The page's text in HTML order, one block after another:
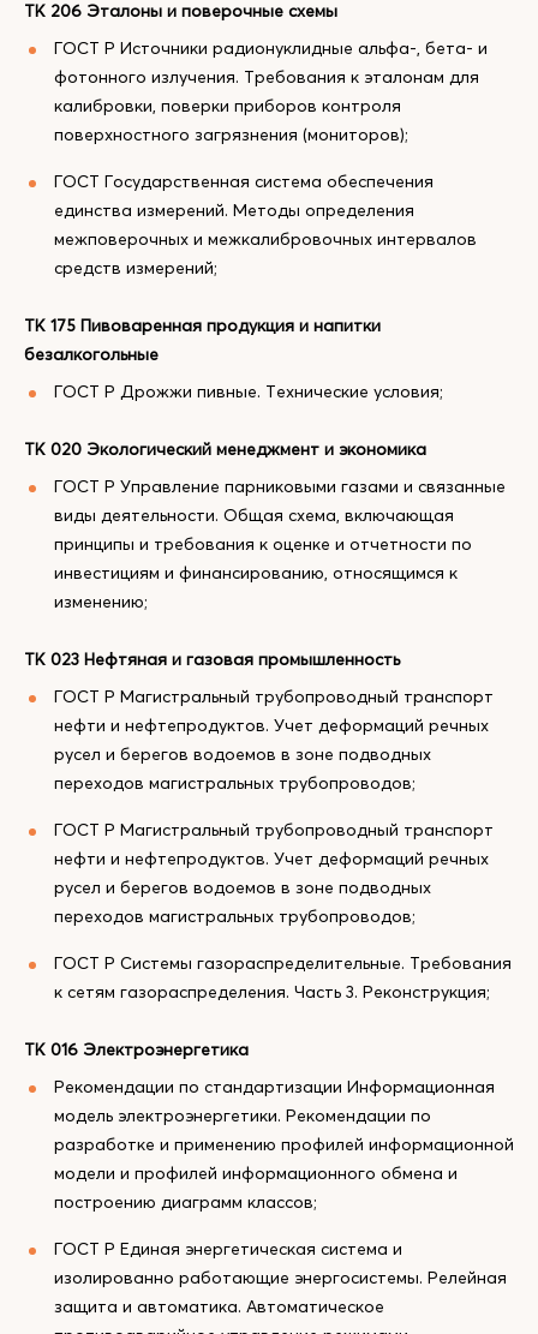
ТК 206 Эталоны и поверочные схемы
ГОСТ Р Источники радионуклидные альфа-, бета- и
фотонного излучения. Требования к эталонам для
калибровки, поверки приборов контроля
поверхностного загрязнения (мониторов);
ГОСТ Государственная система обеспечения
единства измерений. Методы определения
межповерочных и межкалибровочных интервалов
средств измерений;
ТК 175 Пивоваренная продукция и напитки
безалкогольные
ГОСТ Р Дрожжи пивные. Технические условия;
ТК 020 Экологический менеджмент и экономика
ГОСТ Р Управление парниковыми газами и связанные
виды деятельности. Общая схема, включающая
принципы и требования к оценке и отчетности по
инвестициям и финансированию, относящимся к
изменению;
ТК 023 Нефтяная и газовая промышленность
ГОСТ Р Магистральный трубопроводный транспорт
нефти и нефтепродуктов. Учет деформаций речных
русел и берегов водоемов в зоне подводных
переходов магистральных трубопроводов;
ГОСТ Р Магистральный трубопроводный транспорт
нефти и нефтепродуктов. Учет деформаций речных
русел и берегов водоемов в зоне подводных
переходов магистральных трубопроводов;
ГОСТ Р Системы газораспределительные. Требования
к сетям газораспределения. Часть 3. Реконструкция;
ТК 016 Электроэнергетика
Рекомендации по стандартизации Информационная
модель электроэнергетики. Рекомендации по
разработке и применению профилей информационной
модели и профилей информационного обмена и
построению диаграмм классов;
ГОСТ Р Единая энергетическая система и
изолированно работающие энергосистемы. Релейная
защита и автоматика. Автоматическое